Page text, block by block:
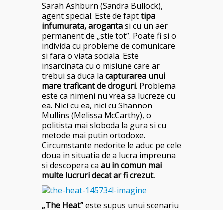
Sarah Ashburn (Sandra Bullock),
agent special. Este de fapttipa
infumurata, arogantasi cu un aer
permanent de „stie tot”. Poate fi si o
individa cu probleme de comunicare
si fara o viata sociala. Este
insarcinata cu o misiune care ar
trebui sa duca la capturarea unui
mare traficant de droguri. Problema
este ca nimeni nu vrea sa lucreze cu
ea. Nici cu ea, nici cu Shannon
Mullins (Melissa McCarthy), o
politista mai sloboda la gura si cu
metode mai putin ortodoxe.
Circumstante nedorite le aduc pe cele
doua in situatia de a lucra impreuna
si descopera ca au in comun mai
multe lucruri decat ar fi crezut.
„The Heat”este supus unui scenariu